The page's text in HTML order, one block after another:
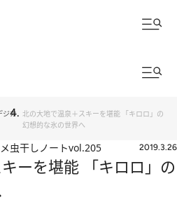
ジカ
北の大地で温泉＋スキーを堪能 「キロロ」の
幻想的な氷の世界へ
虫干しノートvol.205 2019.3.26
ーを堪能 「キロロ」の